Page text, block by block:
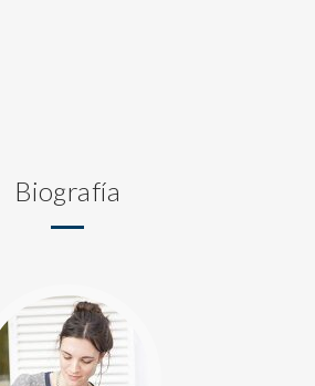
Biografía